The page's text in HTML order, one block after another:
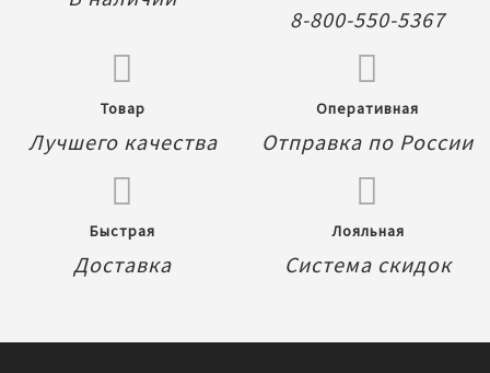
8-800-550-5367
Товар
Лучшего качества
Оперативная
Отправка по России
Быстрая
Доставка
Лояльная
Система скидок